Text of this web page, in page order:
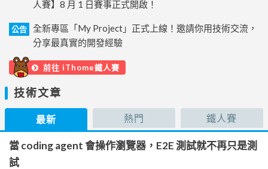
人賽】8 月 1 日賽事正式開啟！
公告
全新專區「My Project」正式上線！邀請你用技術交流，
分享最真實的開發經驗
前往 iThome鐵人賽
技術文章
最新 熱門 鐵人賽
當 coding agent 會操作瀏覽器，E2E 測試就不再只是測
試